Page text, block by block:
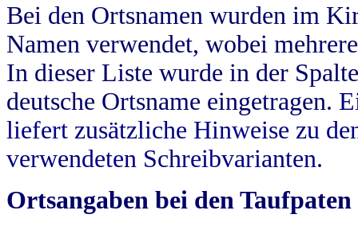
Bei den Ortsnamen wurden im
Namen verwendet, wobei
In dieser Liste wurde in der
deutsche Ortsname eingetragen.
liefert zusätzliche Hinweise zu
verwendeten Schreibvarianten.
Ortsangaben bei den Taufpaten